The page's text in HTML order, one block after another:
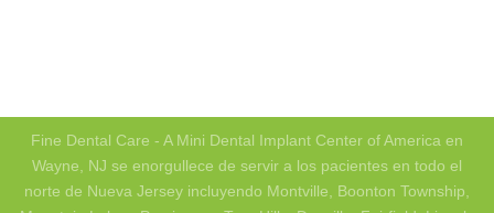
Fine Dental Care - A Mini Dental Implant Center of America en
Wayne, NJ se enorgullece de servir a los pacientes en todo el
norte de Nueva Jersey incluyendo Montville, Boonton Township,